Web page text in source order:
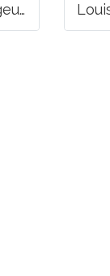
Long Champ La Voyageuse Bag Leather